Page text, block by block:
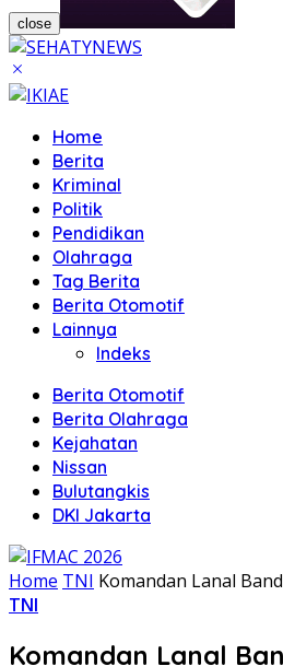
close
Home
Berita
Kriminal
Politik
Pendidikan
Olahraga
Tag Berita
Berita Otomotif
Lainnya
Indeks
Berita Otomotif
Berita Olahraga
Kejahatan
Nissan
Bulutangkis
DKI Jakarta
Home TNI Komandan Lanal
TNI
Komandan Lanal